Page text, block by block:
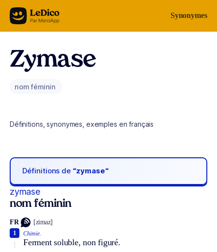
Aller au contenu Synonymes
Zymase
nom féminin
Définitions, synonymes, exemples en français
Définitions de “zymase“
zymase
nom féminin
FR [zimaz]
Chimie.
Ferment soluble, non figuré.
1